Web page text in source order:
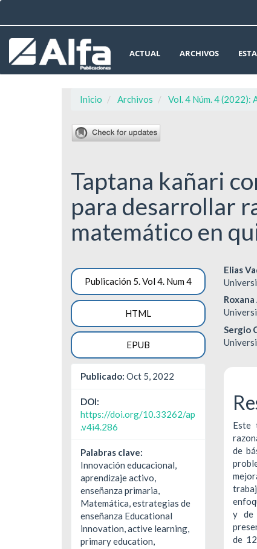
principal
Barra
lateral
ACTUAL ARCHIVOS
Inicio Archivos Vol. 4 Núm. 4 (2022):
Taptana kañari
para desarrollar
matemático en
Barra
lateral
del
artículo
Publicación 5. Vol 4. Num 4
HTML
EPUB
Publicado: Oct 5, 2022
DOI:
https://doi.org/10.33262/ap
.v4i4.286
Palabras clave:
Innovación educacional,
aprendizaje activo,
enseñanza primaria,
Matemática, estrategias de
enseñanza Educational
innovation, active learning,
primary education,
del
Elias
Sergio
Este
de
y de
de